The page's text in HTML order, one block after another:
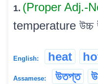
1. (Proper Adj.-
temperature উচ্চ
English: heat
Assamese: উতপ্ত